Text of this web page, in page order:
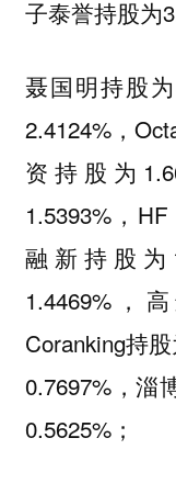
子泰誉持股为
聂国明持股
2.4124%，
资持股为
1.5393%，
融新持股为
1.4469%，
Coranking持
0.7697%，淄
0.5625%；